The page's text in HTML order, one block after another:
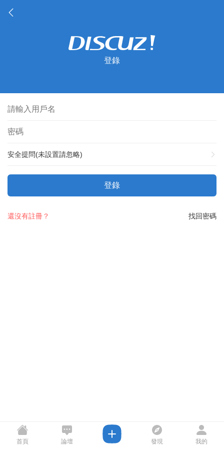
登錄
安全提問(未設置請忽略)
登錄
找回密碼
還沒有註冊？
首頁 論壇 發現 我的